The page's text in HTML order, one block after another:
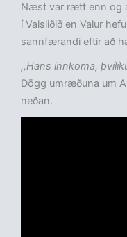
Næst var rætt enn og
í Valsliðið en Valur
sannfærandi eftir að
,,Hans innkoma,
Dögg umræðuna um
neðan.